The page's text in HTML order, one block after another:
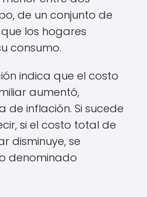
de un conjunto de
los hogares
consumo.
indica que el costo
aumentó,
de inflación. Si sucede
si el costo total de
disminuye, se
denominado